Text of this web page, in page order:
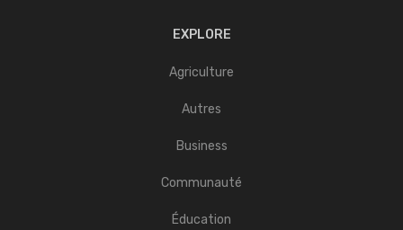
EXPLORE
Agriculture
Autres
Business
Communauté
Éducation